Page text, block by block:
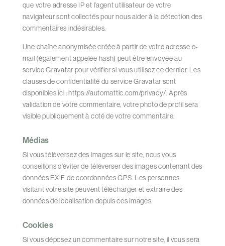
que votre adresse IP et l’agent utilisateur de votre
navigateur sont collectés pour nous aider à la détection des
commentaires indésirables.
Une chaîne anonymisée créée à partir de votre adresse e-
mail (également appelée hash) peut être envoyée au
service Gravatar pour vérifier si vous utilisez ce dernier. Les
clauses de confidentialité du service Gravatar sont
disponibles ici : https://automattic.com/privacy/. Après
validation de votre commentaire, votre photo de profil sera
visible publiquement à coté de votre commentaire.
Médias
Si vous téléversez des images sur le site, nous vous
conseillons d’éviter de téléverser des images contenant des
données EXIF de coordonnées GPS. Les personnes
visitant votre site peuvent télécharger et extraire des
données de localisation depuis ces images.
Cookies
Si vous déposez un commentaire sur notre site, il vous sera